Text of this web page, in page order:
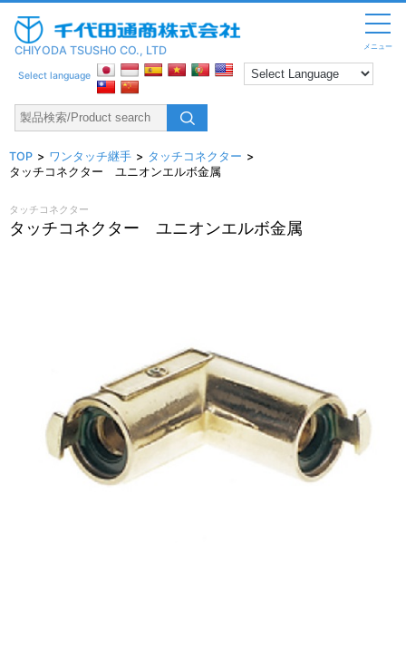
メニュー
CHIYODA TSUSHO CO., LTD
Select language
TOP ワンタッチ継手
タッチコネクター
タッチコネクター ユニオンエルボ金属
タッチコネクター
タッチコネクター ユニオンエルボ金属